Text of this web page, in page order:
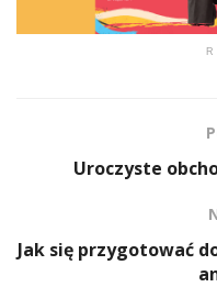
Uroczyste
Jak się przygotować